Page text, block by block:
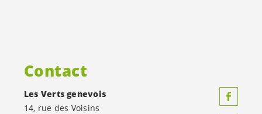
Contact
Les Verts genevois
14, rue des Voisins